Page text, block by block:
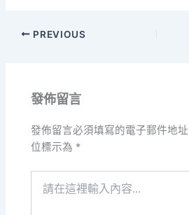
PREVIOUS
發佈留言
發佈留言必須填寫的電子郵件地址
位標示為 *